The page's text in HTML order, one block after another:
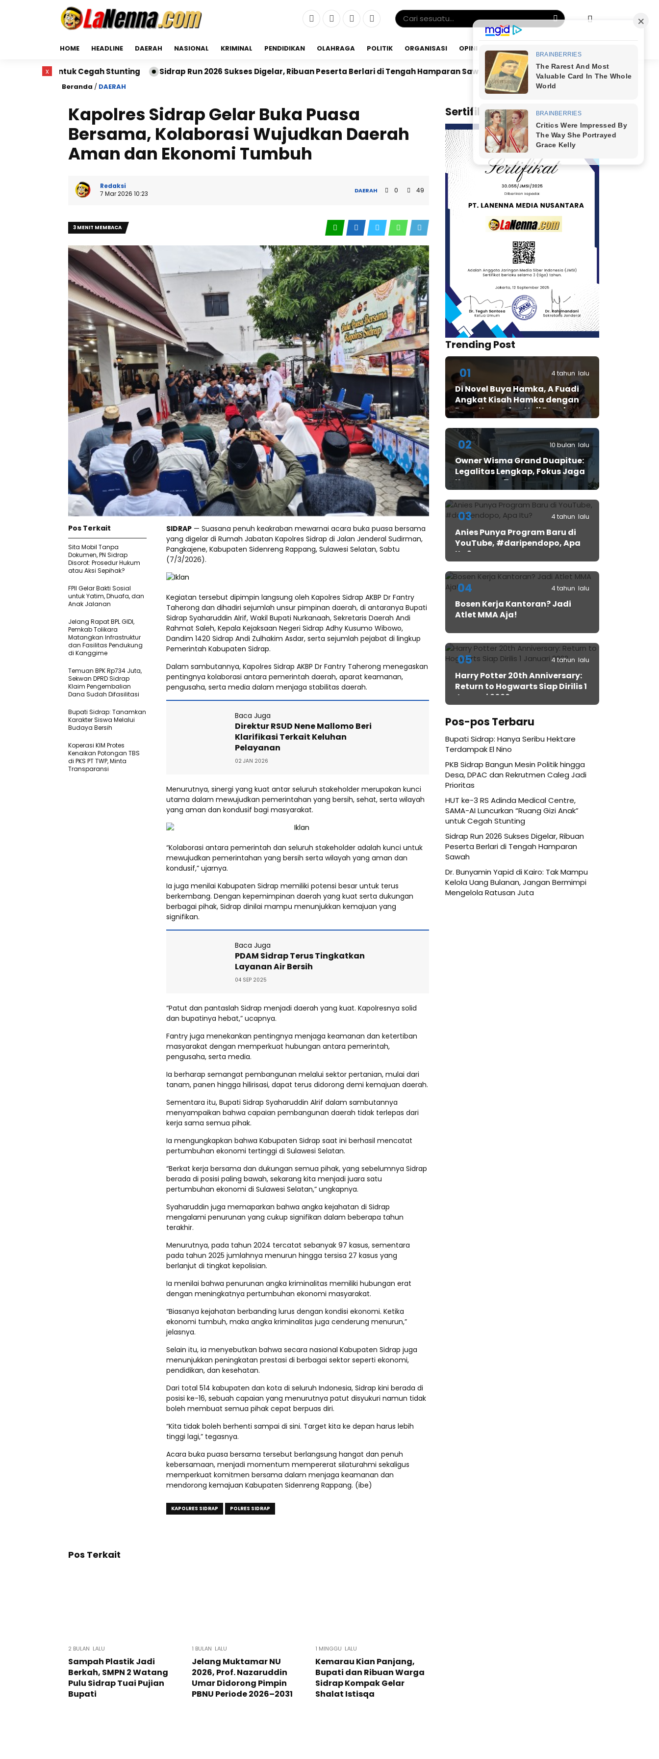
HOME HEADLINE DAERAH NASIONAL KRIMINAL PENDIDIKAN OLAHRAGA POLITIK ORGANISASI OPINI
Cegah Stunting Sidrap Run 2026 Sukses Digelar, Ribuan Peserta Berlari di Tengah Hamparan Sawah Dr. Bunyamin Yapid di Kairo: Tak Mampu Kelola Uang
Beranda / DAERAH
Kapolres Sidrap Gelar Buka Puasa
Bersama, Kolaborasi Wujudkan Daerah
Aman dan Ekonomi Tumbuh
Redaksi
7 Mar 2026 10:23
DAERAH 0 49
3 MENIT MEMBACA
SIDRAP — Suasana penuh keakraban mewarnai acara buka puasa bersama
yang digelar di Rumah Jabatan Kapolres Sidrap di Jalan Jenderal Sudirman,
Pangkajene, Kabupaten Sidenreng Rappang, Sulawesi Selatan, Sabtu
(7/3/2026).
Kegiatan tersebut dipimpin langsung oleh Kapolres Sidrap AKBP Dr Fantry
Taherong dan dihadiri sejumlah unsur pimpinan daerah, di antaranya Bupati
Sidrap Syaharuddin Alrif, Wakil Bupati Nurkanaah, Sekretaris Daerah Andi
Rahmat Saleh, Kepala Kejaksaan Negeri Sidrap Adhy Kusumo Wibowo,
Dandim 1420 Sidrap Andi Zulhakim Asdar, serta sejumlah pejabat di lingkup
Pemerintah Kabupaten Sidrap.
Dalam sambutannya, Kapolres Sidrap AKBP Dr Fantry Taherong menegaskan
pentingnya kolaborasi antara pemerintah daerah, aparat keamanan,
pengusaha, serta media dalam menjaga stabilitas daerah.
Baca Juga
Direktur RSUD Nene Mallomo Beri
Klarifikasi Terkait Keluhan
Pelayanan
02 JAN 2026
Menurutnya, sinergi yang kuat antar seluruh stakeholder merupakan kunci
utama dalam mewujudkan pemerintahan yang bersih, sehat, serta wilayah
yang aman dan kondusif bagi masyarakat.
“Kolaborasi antara pemerintah dan seluruh stakeholder adalah kunci untuk
mewujudkan pemerintahan yang bersih serta wilayah yang aman dan
kondusif,” ujarnya.
Ia juga menilai Kabupaten Sidrap memiliki potensi besar untuk terus
berkembang. Dengan kepemimpinan daerah yang kuat serta dukungan
berbagai pihak, Sidrap dinilai mampu menunjukkan kemajuan yang
signifikan.
Baca Juga
PDAM Sidrap Terus Tingkatkan
Layanan Air Bersih
04 SEP 2025
“Patut dan pantaslah Sidrap menjadi daerah yang kuat. Kapolresnya solid
dan bupatinya hebat,” ucapnya.
Fantry juga menekankan pentingnya menjaga keamanan dan ketertiban
masyarakat dengan memperkuat hubungan antara pemerintah,
pengusaha, serta media.
Ia berharap semangat pembangunan melalui sektor pertanian, mulai dari
tanam, panen hingga hilirisasi, dapat terus didorong demi kemajuan daerah.
Sementara itu, Bupati Sidrap Syaharuddin Alrif dalam sambutannya
menyampaikan bahwa capaian pembangunan daerah tidak terlepas dari
kerja sama semua pihak.
Ia mengungkapkan bahwa Kabupaten Sidrap saat ini berhasil mencatat
pertumbuhan ekonomi tertinggi di Sulawesi Selatan.
“Berkat kerja bersama dan dukungan semua pihak, yang sebelumnya Sidrap
berada di posisi paling bawah, sekarang kita menjadi juara satu
pertumbuhan ekonomi di Sulawesi Selatan,” ungkapnya.
Syaharuddin juga memaparkan bahwa angka kejahatan di Sidrap
mengalami penurunan yang cukup signifikan dalam beberapa tahun
terakhir.
Menurutnya, pada tahun 2024 tercatat sebanyak 97 kasus, sementara
pada tahun 2025 jumlahnya menurun hingga tersisa 27 kasus yang
berlanjut di tingkat kepolisian.
Ia menilai bahwa penurunan angka kriminalitas memiliki hubungan erat
dengan meningkatnya pertumbuhan ekonomi masyarakat.
“Biasanya kejahatan berbanding lurus dengan kondisi ekonomi. Ketika
ekonomi tumbuh, maka angka kriminalitas juga cenderung menurun,”
jelasnya.
Selain itu, ia menyebutkan bahwa secara nasional Kabupaten Sidrap juga
menunjukkan peningkatan prestasi di berbagai sektor seperti ekonomi,
pendidikan, dan kesehatan.
Dari total 514 kabupaten dan kota di seluruh Indonesia, Sidrap kini berada di
posisi ke-16, sebuah capaian yang menurutnya patut disyukuri namun tidak
boleh membuat semua pihak cepat berpuas diri.
“Kita tidak boleh berhenti sampai di sini. Target kita ke depan harus lebih
tinggi lagi,” tegasnya.
Acara buka puasa bersama tersebut berlangsung hangat dan penuh
kebersamaan, menjadi momentum mempererat silaturahmi sekaligus
memperkuat komitmen bersama dalam menjaga keamanan dan
mendorong kemajuan Kabupaten Sidenreng Rappang. (ibe)
KAPOLRES SIDRAP POLRES SIDRAP
Pos Terkait
Sita Mobil Tanpa
Dokumen, PN Sidrap
Disorot: Prosedur Hukum
atau Aksi Sepihak?
FPII Gelar Bakti Sosial
untuk Yatim, Dhuafa, dan
Anak Jalanan
Jelang Rapat BPL GIDI,
Pemkab Tolikara
Matangkan Infrastruktur
dan Fasilitas Pendukung
di Kanggime
Temuan BPK Rp734 Juta,
Sekwan DPRD Sidrap
Klaim Pengembalian
Dana Sudah Difasilitasi
Bupati Sidrap: Tanamkan
Karakter Siswa Melalui
Budaya Bersih
Koperasi KIM Protes
Kenaikan Potongan TBS
di PKS PT TWP, Minta
Transparansi
Pos Terkait
2 BULAN LALU
Sampah Plastik Jadi
Berkah, SMPN 2 Watang
Pulu Sidrap Tuai Pujian
Bupati
1 BULAN LALU
Jelang Muktamar NU
2026, Prof. Nazaruddin
Umar Didorong Pimpin
PBNU Periode 2026–2031
1 MINGGU LALU
Kemarau Kian Panjang,
Bupati dan Ribuan Warga
Sidrap Kompak Gelar
Shalat Istisqa
Sertifikat JMSI
Trending Post
01 4 tahun lalu
Di Novel Buya Hamka, A Fuadi
Angkat Kisah Hamka dengan
Bung Karno dan Haji Rasul
02 10 bulan lalu
Owner Wisma Grand Duapitue:
Legalitas Lengkap, Fokus Jaga
Keamanan Tamu
03 4 tahun lalu
Anies Punya Program Baru di
YouTube, #daripendopo, Apa
Itu?
04 4 tahun lalu
Bosen Kerja Kantoran? Jadi
Atlet MMA Aja!
05 4 tahun lalu
Harry Potter 20th Anniversary:
Return to Hogwarts Siap Dirilis 1
Januari 2022
Pos-pos Terbaru
Bupati Sidrap: Hanya Seribu Hektare
Terdampak El Nino
PKB Sidrap Bangun Mesin Politik hingga
Desa, DPAC dan Rekrutmen Caleg Jadi
Prioritas
HUT ke-3 RS Adinda Medical Centre,
SAMA-AI Luncurkan “Ruang Gizi Anak”
untuk Cegah Stunting
Sidrap Run 2026 Sukses Digelar, Ribuan
Peserta Berlari di Tengah Hamparan
Sawah
Dr. Bunyamin Yapid di Kairo: Tak Mampu
Kelola Uang Bulanan, Jangan Bermimpi
Mengelola Ratusan Juta
x x